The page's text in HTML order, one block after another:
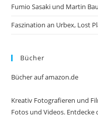
Fumio Sasaki und Martin
Faszination an Urbex, Lost
Bücher
Bücher auf amazon.de
Kreativ Fotografieren und
Fotos und Videos.